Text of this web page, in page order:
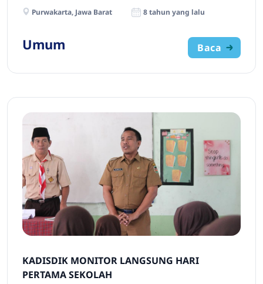
Purwakarta, Jawa Barat 8 tahun yang lalu
Umum Baca
KADISDIK MONITOR LANGSUNG HARI
PERTAMA SEKOLAH